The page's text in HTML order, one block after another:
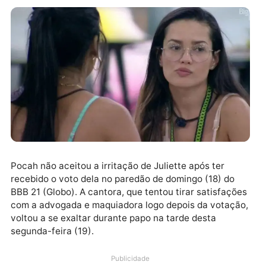
Pocah não aceitou a irritação de Juliette após ter
recebido o voto dela no paredão de domingo (18) do
com a advogada e maquiadora logo depois da